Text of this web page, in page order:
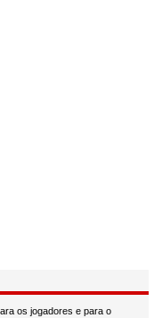
os jogadores e para o